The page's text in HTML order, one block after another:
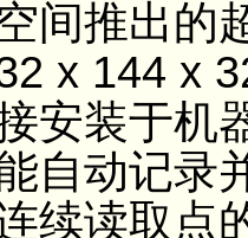
间推出的
x 144 x
安装于机
自动记录
续读取点